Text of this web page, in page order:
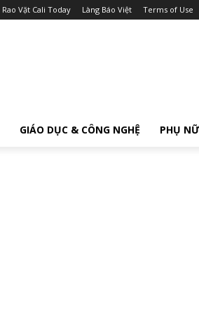
Rao Vặt Cali Today Làng Báo Việt Terms of Use
GIÁO DỤC & CÔNG NGHỆ PHỤ NỮ